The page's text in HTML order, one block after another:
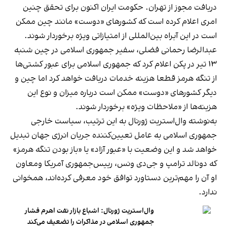
دریافت مجوز از تهران. حکومت ایران اکنون برای تحقق چنین
امری اعلام کرده است که کشورهای «دوست» مانند چین ممکن
است در این آبراه بین‌المللی از امتیازاتی ویژه برخوردار شوند.
عبدالرضا رحمانی فضلی، سفیر جمهوری اسلامی در چین شنبه
۱۳ تیر در پکن اعلام کرد که جمهوری اسلامی برای عبور کشتی‌ها
از تنگه هرمز قطعا هزینه خدمات دریافت خواهد کرد اما چین و
دیگر کشورهای «دوست» ممکن است درباره میزان و نوع این
هزینه‌ها از «ملاحظات ویژه» برخوردار شوند.
به‌نوشته وال‌استریت ژورنال به این ترتیب، سیاست خارجی
جمهوری اسلامی به عامل تعیین‌کننده جریان انرژی جهان تبدیل
خواهد شد و این وضعیت با «عبور آزاد» یا «باز بودن تنگه هرمز»
که دونالد ترامپ و جی‌دی ونس، رییس‌جمهوری آمریکا ومعاون
او آن را مهم‌ترین دستاورد توافق خود معرفی کرده‌اند، همخوانی
ندارد.
وال‌استریت ژورنال: اشباع بازار نفت اهرم فشار
جمهوری اسلامی در مذاکرات را تضعیف می‌کند